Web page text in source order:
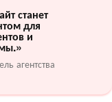
станет
для
и
агентства